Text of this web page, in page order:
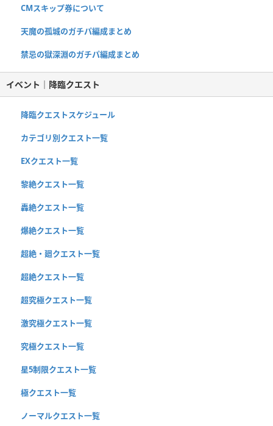
CMスキップ券について
天魔の孤城のガチパ編成まとめ
禁忌の獄深淵のガチパ編成まとめ
イベント｜降臨クエスト
降臨クエストスケジュール
カテゴリ別クエスト一覧
EXクエスト一覧
黎絶クエスト一覧
轟絶クエスト一覧
爆絶クエスト一覧
超絶・廻クエスト一覧
超絶クエスト一覧
超究極クエスト一覧
激究極クエスト一覧
究極クエスト一覧
星5制限クエスト一覧
極クエスト一覧
ノーマルクエスト一覧